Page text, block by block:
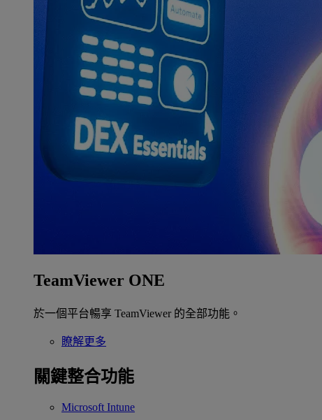
TeamViewer ONE
於一個平台暢享 TeamViewer 的全部功能。
瞭解更多
關鍵整合功能
Microsoft Intune